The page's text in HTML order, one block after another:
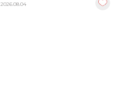
2026.08.04